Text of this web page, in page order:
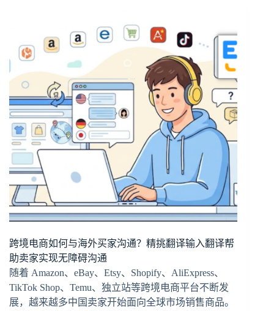
跨境电商如何与海外买家沟通？精挑翻译输入翻译帮
助卖家实现无障碍沟通
随着 Amazon、eBay、Etsy、Shopify、AliExpress、
TikTok Shop、Temu、独立站等跨境电商平台不断发
展，越来越多中国卖家开始面向全球市场销售商品。